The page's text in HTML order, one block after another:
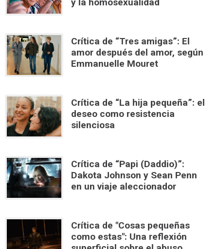
Crítica de “Tres amigas”: El
amor después del amor, según
Emmanuelle Mouret
Crítica de “La hija pequeña”: el
deseo como resistencia
silenciosa
Crítica de “Papi (Daddio)”:
Dakota Johnson y Sean Penn
en un viaje aleccionador
Crítica de "Cosas pequeñas
como estas": Una reflexión